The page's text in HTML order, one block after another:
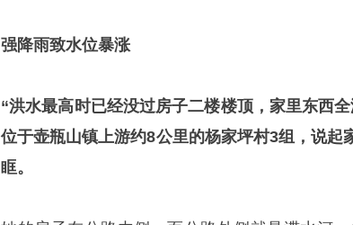
强降雨致水位暴涨
“洪水最高时已经没过房子二楼楼顶，家里东西
位于壶瓶山镇上游约8公里的杨家坪村3组，说起
眶。